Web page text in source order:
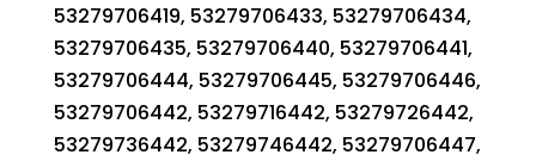
53279706419, 53279706433, 53279706434,
53279706435, 53279706440, 53279706441,
53279706444, 53279706445, 53279706446,
53279706442, 53279716442, 53279726442,
53279736442, 53279746442, 53279706447,